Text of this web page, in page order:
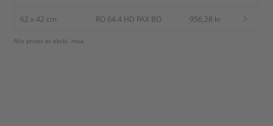
62 x 42 cm RO 64.4 HD PAX BO 956,28 kr
Alle priser er ekskl. mva.